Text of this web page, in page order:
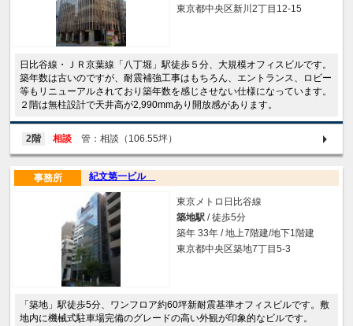
東京都中央区新川2丁目12-15
日比谷線・ＪＲ京葉線「八丁堀」駅徒歩５分、大規模オフィスビルです。
築年数は古いのですが、耐震補強工事はもちろん、エントランス、ロビー
等もリニューアルされており築年数を感じさせない仕様になっています。
２階は無柱設計で天井高が2,990mmあり開放感があります。
2階 相談 管：相談（106.55坪）
紀文第一ビル
事務所
東京メトロ日比谷線
築地駅 / 徒歩5分
築年 33年 / 地上7階建/地下1階建
東京都中央区築地7丁目5-3
「築地」駅徒歩5分、ワンフロア約60坪新耐震基準オフィスビルです。敷
地内に機械式駐車場完備のグレードの高い外観が印象的なビルです。